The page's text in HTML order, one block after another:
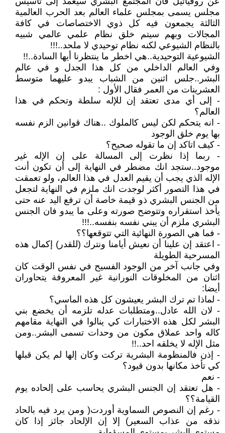
مجلس يسمى بمجلس علماء العالم بعد الحرب العالمية
الثالثة يجمعون فيه كل ذوي الاختصاصات في كافة
المجالات وبهم سيتم خلق نظام علمي عالمي شبيه
بالنظام الشيوعي لكنه نظام توحيدي لا ملحد..!!!
الشيوعية التوحيدية..هي اخطر ما ينتظرنا أيها السادة..!!
وفي العالم الداخلي من كل هذا الجدل و في عالم
البشر..جلس اثنين من الشباب يبدو عليهما متوسط
العشرينات من العمر فقال الأول :
- إلى أي مدى تعتقد إن للإله سلطة وتحكم في هذا
العالم؟
- انه يتحكم لكن ليس كالملوك ..هناك قوانين الزم نفسه
بها يوم خلق الوجود
- كيف اتاكد إن ما تقوله صحيح؟
- ربما إذا نظرت إلى المسالة على إن الإله غير
موجود..ستجد انك مضطر في النهاية إلى أن تكون أنت
الإله الذي يجب أن يقيم العدل في هذا العالم، ولو تعمقت
في هذا التصور أكثر لوجدت انك ملزم في النهاية لتجعل
من الجنس البشري ذو قيمة خاصة أن ترفع اليد عنه حتى
يأخذ استقراره وتتوضح صورته وعلى ما يبدو فان الجنس
البشري ملزم أن يبني نفسه بنفسه..!!!
- فما هي الصورة النهائية التي تتوقعها؟؟
- اعتقد إن علينا أن نعيش أيامنا ونترك (للقدر) إكمال هذه
المسرحية الطويلة
وفي جانب آخر من الوجود الفسيح في نفس الوقت كان
اثنان من المخلوقات النورانية غير المعروفة يتحاوران
أيضا:
- لماذا تم ترك البشر يعيشون كل هذه الماسي؟
- لان الله عادل..ومتطلبات عدله تلزمه أن يخضع بني
البشر لكل هذه الاختبارات كي ينالوا في النهاية مقامهم
كاله واحد عملاق مكون من وحدات تسمى البشر..ومن
مثل الإله لا يخلقه احد..!!
- إذن فالمنظومة البشرية تركت وكان إلها لم يكن قبلها
كي تأخذ مكانها بدون قيود؟
- نعم
- هل تعتقد إن الجنس البشري يحاسب على إلحاده يوم
القيامة؟؟
- رغم إن النصوص السماوية أوردت( ومن يرد فيه بالحاد
نذقه من عذاب السعير) إلا إن الإلحاد جائز إذا كان